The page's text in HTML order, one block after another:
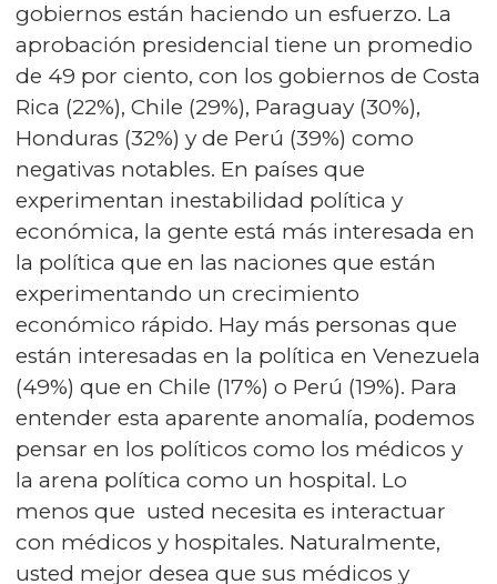
gobiernos están haciendo un esfuerzo. La
aprobación presidencial tiene un promedio
de 49 por ciento, con los gobiernos de Costa
Rica (22%), Chile (29%), Paraguay (30%),
Honduras (32%) y de Perú (39%) como
negativas notables. En países que
experimentan inestabilidad política y
económica, la gente está más interesada en
la política que en las naciones que están
experimentando un crecimiento
económico rápido. Hay más personas que
están interesadas en la política en Venezuela
(49%) que en Chile (17%) o Perú (19%). Para
entender esta aparente anomalía, podemos
pensar en los políticos como los médicos y
la arena política como un hospital. Lo
menos que usted necesita es interactuar
con médicos y hospitales. Naturalmente,
usted mejor desea que sus médicos y